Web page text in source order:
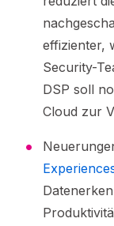
effizienter,
Security-
DSP soll
Cloud zur